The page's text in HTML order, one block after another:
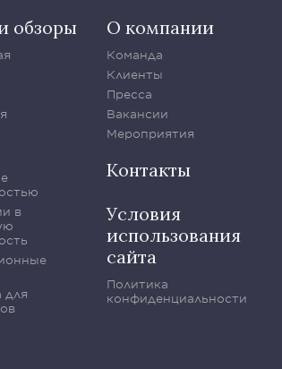
обзоры
в
для
О компании
Команда
Клиенты
Пресса
Вакансии
Мероприятия
Контакты
Условия
использования
сайта
Политика
конфиденциальности